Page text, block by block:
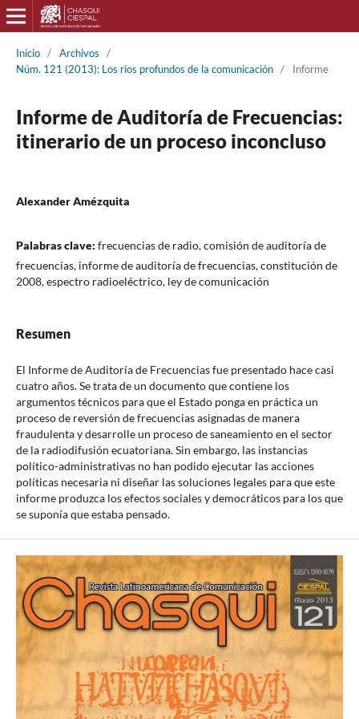
Inicio / Archivos
/
Núm. 121 (2013): Los ríos profundos de la comunicación / Informe
Informe de Auditoría de Frecuencias:
itinerario de un proceso inconcluso
Alexander Amézquita
Palabras clave: frecuencias de radio, comisión de auditoría de
frecuencias, informe de auditoría de frecuencias, constitución de
2008, espectro radioeléctrico, ley de comunicación
Resumen
El Informe de Auditoría de Frecuencias fue presentado hace casi
cuatro años. Se trata de un documento que contiene los
argumentos técnicos para que el Estado ponga en práctica un
proceso de reversión de frecuencias asignadas de manera
fraudulenta y desarrolle un proceso de saneamiento en el sector
de la radiodifusión ecuatoriana. Sin embargo, las instancias
político-administrativas no han podido ejecutar las acciones
políticas necesaria ni diseñar las soluciones legales para que este
informe produzca los efectos sociales y democráticos para los que
se suponía que estaba pensado.